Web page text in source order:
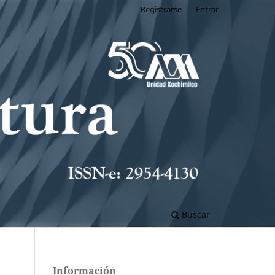
Buscar
Registrarse Entrar
Información